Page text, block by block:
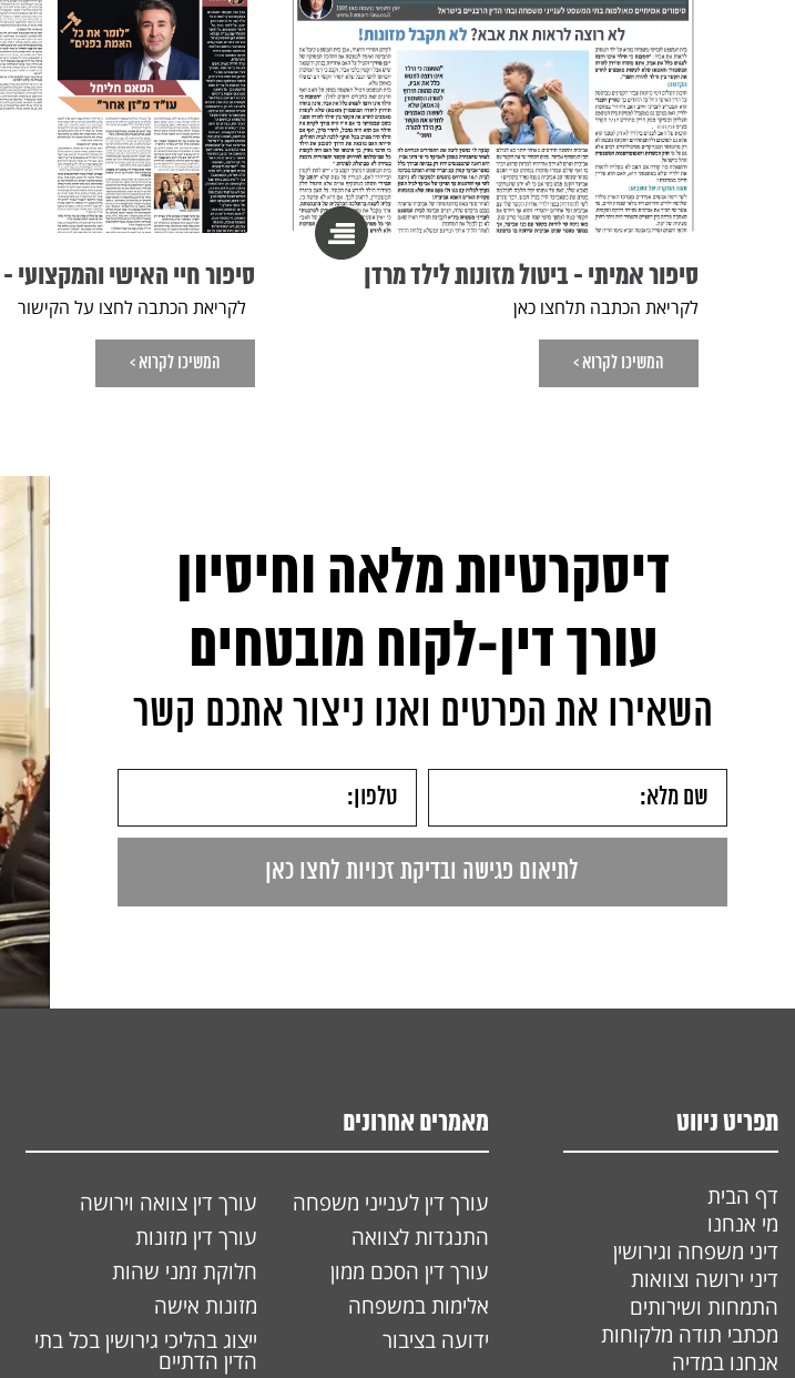
סיפור אמיתי - ביטול מזונות לילד מרדן
לקריאת הכתבה תלחצו כאן
המשיכו לקרוא >
סיפור חיי האישי והמקצועי
לקריאת הכתבה לחצו על הקישור
המשיכו לקרוא >
דיסקרטיות מלאה וחיסיון
עורך דין-לקוח מובטחים
השאירו את הפרטים ואנו ניצור אתכם קשר
תפריט ניווט
דף הבית
מי אנחנו
דיני משפחה וגירושין
דיני ירושה וצוואות
התמחות ושירותים
מכתבי תודה מלקוחות
אנחנו במדיה
מאמרים אחרונים
עורך דין לענייני משפחה
עורך דין צוואה וירושה
התנגדות לצוואה
עורך דין מזונות
עורך דין הסכם ממון
חלוקת זמני שהות
אלימות במשפחה
מזונות אישה
ידועה בציבור
ייצוג בהליכי גירושין בכל בתי
הדין הדתיים